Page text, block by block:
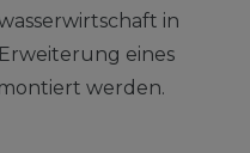
in
eines
werden.